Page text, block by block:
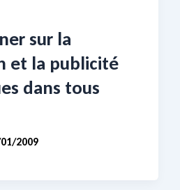
sur la
et la publicité
dans tous
2009